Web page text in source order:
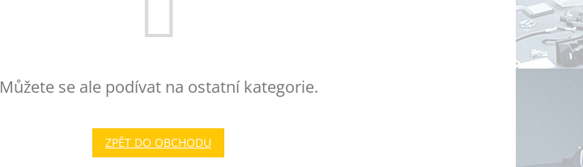
Můžete se ale podívat na ostatní kategorie.
ZPĚT DO OBCHODU